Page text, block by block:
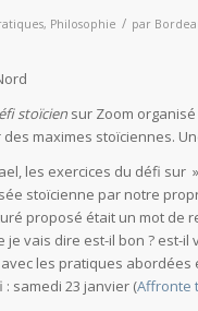
, Philosophie / par
stoïcien sur Zoom
maximes stoïciennes.
les exercices du défi sur
stoïcienne par notre
proposé était un mot de
vais dire est-il bon ? est-
les pratiques
samedi 23 janvier (Affronte